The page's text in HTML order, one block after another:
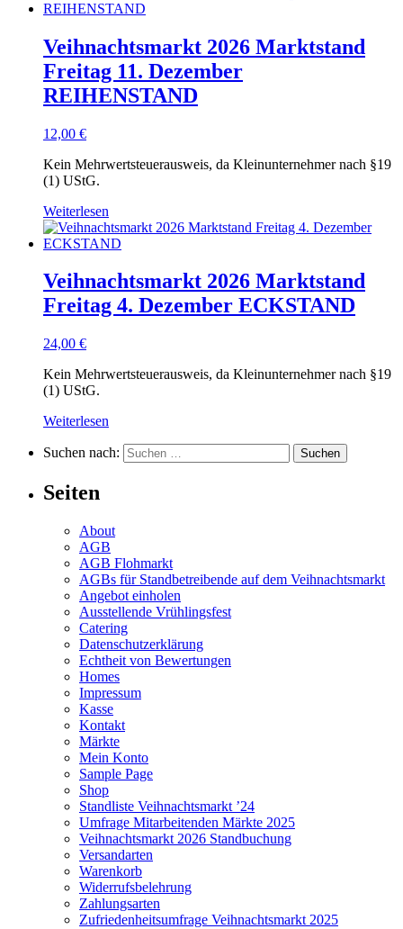
Veihnachtsmarkt 2026 Marktstand
Freitag 11. Dezember
REIHENSTAND
12,00 €
Kein Mehrwertsteuerausweis, da Kleinunternehmer nach §19
(1) UStG.
Weiterlesen
Veihnachtsmarkt 2026 Marktstand
Freitag 4. Dezember ECKSTAND
24,00 €
Kein Mehrwertsteuerausweis, da Kleinunternehmer nach §19
(1) UStG.
Weiterlesen
Suchen nach:
Seiten
About
AGB
AGB Flohmarkt
AGBs für Standbetreibende auf dem Veihnachtsmarkt
Angebot einholen
Ausstellende Vrühlingsfest
Catering
Datenschutzerklärung
Echtheit von Bewertungen
Homes
Impressum
Kasse
Kontakt
Märkte
Mein Konto
Sample Page
Shop
Standliste Veihnachtsmarkt ’24
Umfrage Mitarbeitenden Märkte 2025
Veihnachtsmarkt 2026 Standbuchung
Versandarten
Warenkorb
Widerrufsbelehrung
Zahlungsarten
Zufriedenheitsumfrage Veihnachtsmarkt 2025